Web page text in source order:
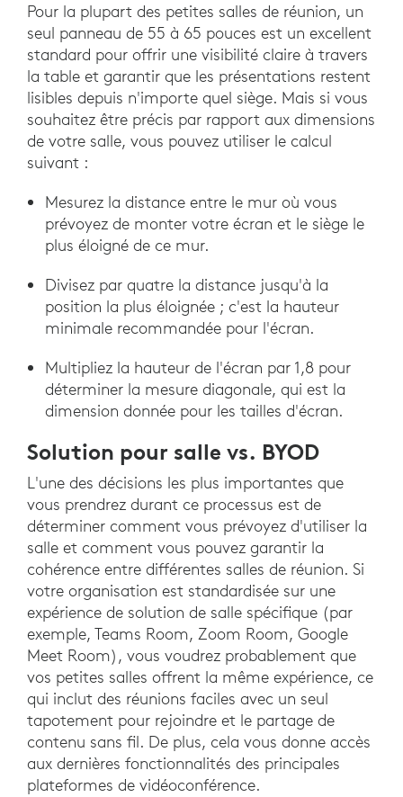
Pour la plupart des petites salles de réunion, un
seul panneau de 55 à 65 pouces est un excellent
standard pour offrir une visibilité claire à travers
la table et garantir que les présentations restent
lisibles depuis n'importe quel siège. Mais si vous
souhaitez être précis par rapport aux dimensions
de votre salle, vous pouvez utiliser le calcul
suivant :
Mesurez la distance entre le mur où vous
prévoyez de monter votre écran et le siège le
plus éloigné de ce mur.
Divisez par quatre la distance jusqu'à la
position la plus éloignée ; c'est la hauteur
minimale recommandée pour l'écran.
Multipliez la hauteur de l'écran par 1,8 pour
déterminer la mesure diagonale, qui est la
dimension donnée pour les tailles d'écran.
Solution pour salle vs. BYOD
L'une des décisions les plus importantes que
vous prendrez durant ce processus est de
déterminer comment vous prévoyez d'utiliser la
salle et comment vous pouvez garantir la
cohérence entre différentes salles de réunion. Si
votre organisation est standardisée sur une
expérience de solution de salle spécifique (par
exemple, Teams Room, Zoom Room, Google
Meet Room), vous voudrez probablement que
vos petites salles offrent la même expérience, ce
qui inclut des réunions faciles avec un seul
tapotement pour rejoindre et le partage de
contenu sans fil. De plus, cela vous donne accès
aux dernières fonctionnalités des principales
plateformes de vidéoconférence.